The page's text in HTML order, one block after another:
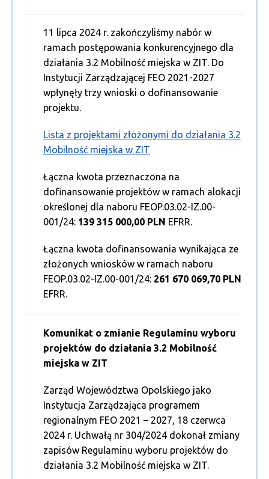
11 lipca 2024 r. zakończyliśmy nabór w
ramach postępowania konkurencyjnego dla
działania 3.2 Mobilność miejska w ZIT. Do
Instytucji Zarządzającej FEO 2021-2027
wpłynęły trzy wnioski o dofinansowanie
projektu.
Lista z projektami złożonymi do działania 3.2
Mobilność miejska w ZIT
Łączna kwota przeznaczona na
dofinansowanie projektów w ramach alokacji
określonej dla naboru FEOP.03.02-IZ.00-
001/24: 139 315 000,00 PLN EFRR.
Łączna kwota dofinansowania wynikająca ze
złożonych wniosków w ramach naboru
FEOP.03.02-IZ.00-001/24: 261 670 069,70 PLN
EFRR.
Komunikat o zmianie Regulaminu wyboru
projektów do działania 3.2 Mobilność
miejska w ZIT
Zarząd Województwa Opolskiego jako
Instytucja Zarządzająca programem
regionalnym FEO 2021 – 2027, 18 czerwca
2024 r. Uchwałą nr 304/2024 dokonał zmiany
zapisów Regulaminu wyboru projektów do
działania 3.2 Mobilność miejska w ZIT.